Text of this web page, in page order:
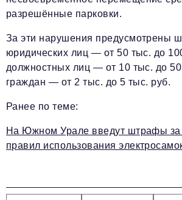
разрешённые парковки.
За эти нарушения предусмотрены
юридических лиц — от 50 тыс. до
должностных лиц — от 10 тыс. до
граждан — от 2 тыс. до 5 тыс. руб.
Ранее по теме:
На Южном Урале введут штрафы за
правил использования